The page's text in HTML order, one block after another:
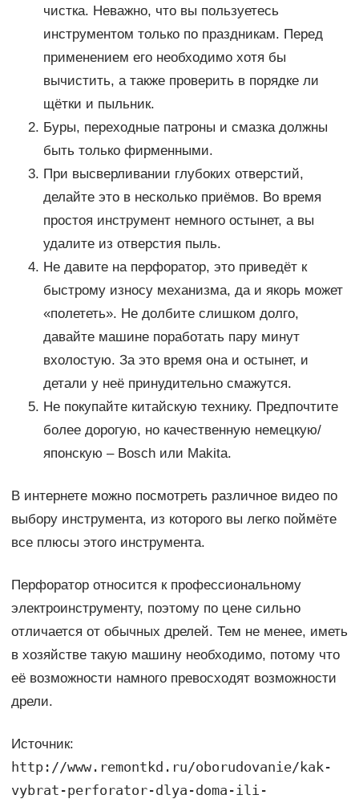
чистка. Неважно, что вы пользуетесь
инструментом только по праздникам. Перед
применением его необходимо хотя бы
вычистить, а также проверить в порядке ли
щётки и пыльник.
Буры, переходные патроны и смазка должны
быть только фирменными.
При высверливании глубоких отверстий,
делайте это в несколько приёмов. Во время
простоя инструмент немного остынет, а вы
удалите из отверстия пыль.
Не давите на перфоратор, это приведёт к
быстрому износу механизма, да и якорь может
«полететь». Не долбите слишком долго,
давайте машине поработать пару минут
вхолостую. За это время она и остынет, и
детали у неё принудительно смажутся.
Не покупайте китайскую технику. Предпочтите
более дорогую, но качественную немецкую/
японскую – Bosch или Makita.
В интернете можно посмотреть различное видео по
выбору инструмента, из которого вы легко поймёте
все плюсы этого инструмента.
Перфоратор относится к профессиональному
электроинструменту, поэтому по цене сильно
отличается от обычных дрелей. Тем не менее, иметь
в хозяйстве такую машину необходимо, потому что
её возможности намного превосходят возможности
дрели.
Источник:
http://www.remontkd.ru/oborudovanie/kak-
vybrat-perforator-dlya-doma-ili-